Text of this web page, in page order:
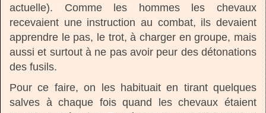
actuelle). Comme les hommes les chevaux
recevaient une instruction au combat, ils devaient
apprendre le pas, le trot, à charger en groupe, mais
aussi et surtout à ne pas avoir peur des détonations
des fusils.
Pour ce faire, on les habituait en tirant quelques
salves à chaque fois quand les chevaux étaient